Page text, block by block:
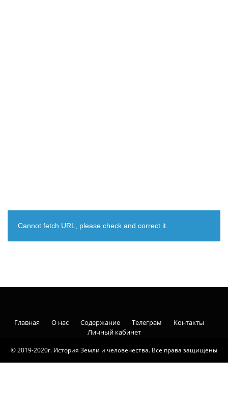
Cannot fetch URL, please check and correct it.
© 2019-2020г. История Земли и человечества. Все права защищены
Главная О нас Содержание Телеграм
Контакты
Личный кабинет